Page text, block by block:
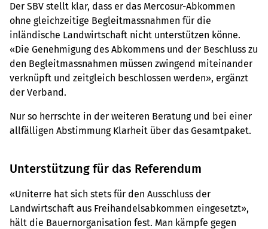
Der SBV stellt klar, dass er das Mercosur-Abkommen
ohne gleichzeitige Begleitmassnahmen für die
inländische Landwirtschaft nicht unterstützen könne.
«Die Genehmigung des Abkommens und der Beschluss zu
den Begleitmassnahmen müssen zwingend miteinander
verknüpft und zeitgleich beschlossen werden», ergänzt
der Verband.
Nur so herrschte in der weiteren Beratung und bei einer
allfälligen Abstimmung Klarheit über das Gesamtpaket.
Unterstützung für das Referendum
«Uniterre hat sich stets für den Ausschluss der
Landwirtschaft aus Freihandelsabkommen eingesetzt»,
hält die Bauernorganisation fest. Man kämpfe gegen